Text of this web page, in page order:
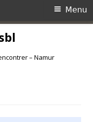
– Namur
Menu